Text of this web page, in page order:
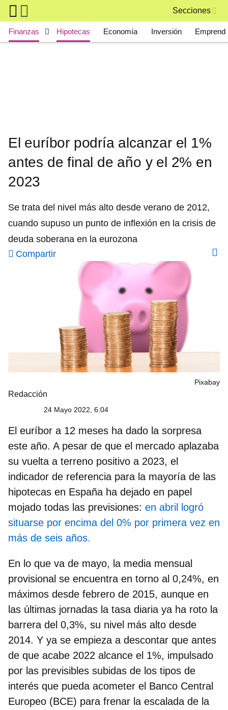
Skip to main content
Secciones
Main navigation
Finanzas Hipotecas Economía Inversión
El euríbor podría alcanzar el 1%
antes de final de año y el 2% en
2023
Se trata del nivel más alto desde verano de 2012,
cuando supuso un punto de inflexión en la crisis de
deuda soberana en la eurozona
Compartir
Pixabay
Redacción
24 Mayo 2022, 6:04
El euríbor a 12 meses ha dado la sorpresa
este año. A pesar de que el mercado aplazaba
su vuelta a terreno positivo a 2023, el
indicador de referencia para la mayoría de las
hipotecas en España ha dejado en papel
mojado todas las previsiones: en abril logró
situarse por encima del 0% por primera vez en
más de seis años.
En lo que va de mayo, la media mensual
provisional se encuentra en torno al 0,24%, en
máximos desde febrero de 2015, aunque en
las últimas jornadas la tasa diaria ya ha roto la
barrera del 0,3%, su nivel más alto desde
2014. Y ya se empieza a descontar que antes
de que acabe 2022 alcance el 1%, impulsado
por las previsibles subidas de los tipos de
interés que pueda acometer el Banco Central
Europeo (BCE) para frenar la escalada de la